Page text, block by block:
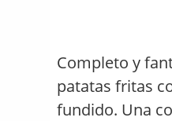
Completo y
patatas fritas
fundido. Una